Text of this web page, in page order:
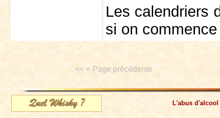
Les calendriers
si on
<< < Page précédente
L'abus